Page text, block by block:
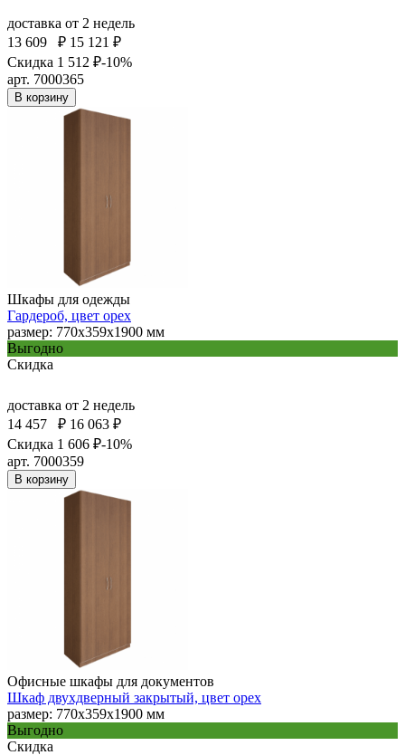
доставка от 2 недель
13 609
₽ 15 121 ₽
Скидка 1 512 ₽-10%
арт. 7000365
В корзину
Шкафы для одежды
Гардероб, цвет орех
размер: 770х359х1900 мм
Выгодно
Скидка
доставка от 2 недель
14 457
₽ 16 063 ₽
Скидка 1 606 ₽-10%
арт. 7000359
В корзину
Офисные шкафы для документов
Шкаф двухдверный закрытый, цвет орех
размер: 770х359х1900 мм
Выгодно
Скидка